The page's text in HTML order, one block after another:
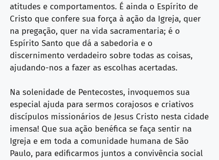
atitudes e comportamentos. É ainda o Espírito de
Cristo que confere sua força à ação da Igreja, quer
na pregação, quer na vida sacramentaria; é o
Espírito Santo que dá a sabedoria e o
discernimento verdadeiro sobre todas as coisas,
ajudando-nos a fazer as escolhas acertadas.
Na solenidade de Pentecostes, invoquemos sua
especial ajuda para sermos corajosos e criativos
discípulos missionários de Jesus Cristo nesta cidade
imensa! Que sua ação benéfica se faça sentir na
Igreja e em toda a comunidade humana de São
Paulo, para edificarmos juntos a convivência social